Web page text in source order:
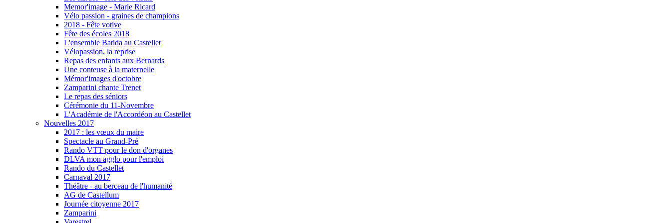
Memor'image - Marie Ricard
Vélo passion - graines de champions
2018 - Fête votive
Fête des écoles 2018
L'ensemble Batida au Castellet
Vélopassion, la reprise
Repas des enfants aux Bernards
Une conteuse à la maternelle
Mémor'images d'octobre
Zamparini chante Trenet
Le repas des séniors
Cérémonie du 11-Novembre
L'Académie de l'Accordéon au Castellet
Nouvelles 2017
2017 : les vœux du maire
Spectacle au Grand-Pré
Rando VTT pour le don d'organes
DLVA mon agglo pour l'emploi
Rando du Castellet
Carnaval 2017
Théâtre - au berceau de l'humanité
AG de Castellum
Journée citoyenne 2017
Zamparini